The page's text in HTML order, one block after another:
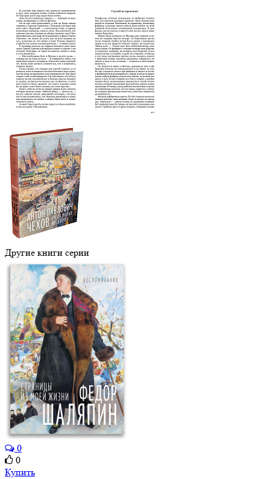
Другие книги серии
0
0
Купить